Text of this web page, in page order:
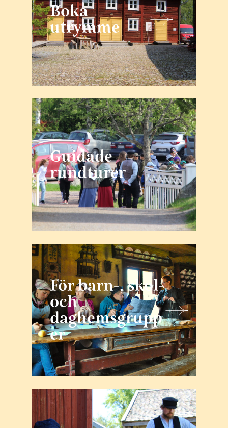
Boka
utrymme
Guidade
rundturer
För barn-, skol-
och
daghemsgrupp
er